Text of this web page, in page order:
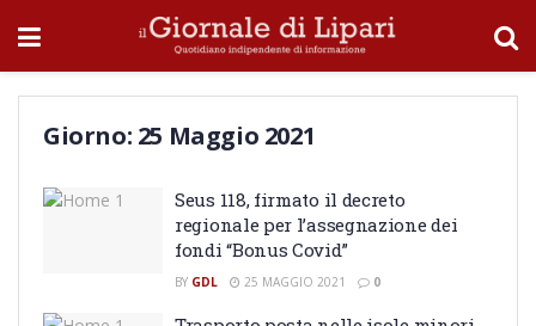
Giorno: 25 Maggio 2021
Seus 118, firmato il decreto
regionale per l’assegnazione dei
fondi “Bonus Covid”
BY GDL 25 MAGGIO 2021 0